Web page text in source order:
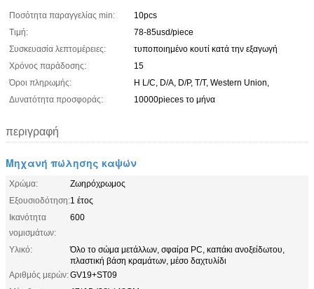
Ποσότητα παραγγελίας min:
10pcs
Τιμή:
78-85usd/piece
Συσκευασία λεπτομέρειες:
τυποποιημένο κουτί κατά την εξαγωγή
Χρόνος παράδοσης:
15
Όροι πληρωμής:
Η L/C, D/A, D/P, T/T, Western Union,
Δυνατότητα προσφοράς:
10000pieces το μήνα
περιγραφή
Μηχανή πώλησης καψών
Χρώμα:
Ζωηρόχρωμος
Εξουσιοδότηση:1 έτος
Ικανότητα
νομισμάτων:
600
Υλικό:
Όλο το σώμα μετάλλων, σφαίρα PC, καπάκι ανοξείδωτου,
πλαστική βάση κραμάτων, μέσο δαχτυλίδι
Αριθμός μερών:GV19+ST09